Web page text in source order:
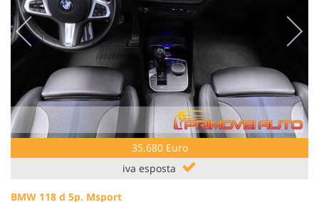
35.680 Euro
iva esposta
BMW 118 d 5p. Msport